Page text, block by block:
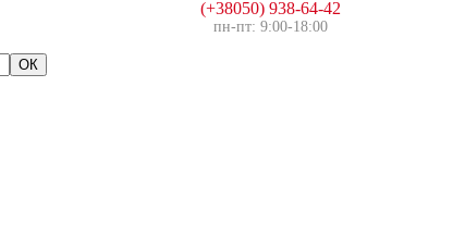
(+38050) 938-64-42
пн-пт: 9:00-18:00